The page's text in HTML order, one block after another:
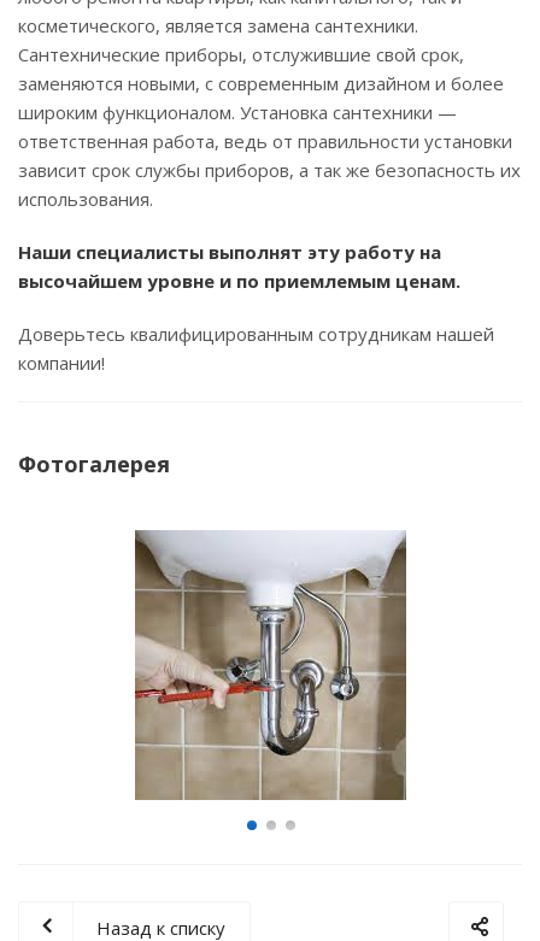
косметического, является замена сантехники.
Cантехнические приборы, отслужившие свой срок,
заменяются новыми, с современным дизайном и более
широким функционалом. Установка сантехники —
ответственная работа, ведь от правильности установки
зависит срок службы приборов, а так же безопасность их
использования.
Наши специалисты выполнят эту работу на
высочайшем уровне и по приемлемым ценам.
Доверьтесь квалифицированным сотрудникам нашей
компании!
Фотогалерея
Назад к списку